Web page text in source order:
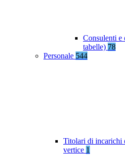
Consulenti e
tabelle) 78
Personale 544
Titolari di incarichi
vertice 1